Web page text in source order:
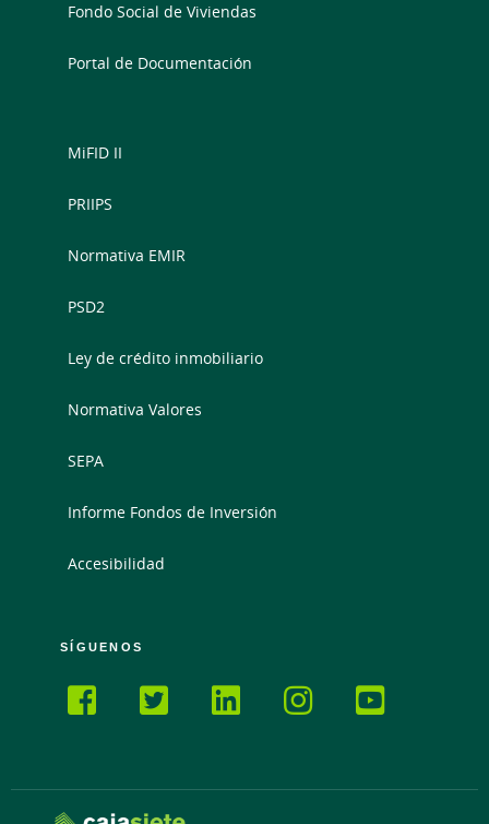
Fondo Social de Viviendas
Portal de Documentación
MiFID II
PRIIPS
Normativa EMIR
PSD2
Ley de crédito inmobiliario
Normativa Valores
SEPA
Informe Fondos de Inversión
Accesibilidad
SÍGUENOS